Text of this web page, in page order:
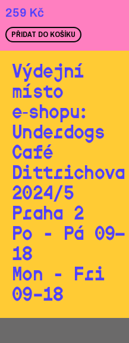
259 Kč
PŘIDAT DO KOŠÍKU
Výdejní
místo
e‑shopu:
Underdogs
Café
Dittrichova
2024/5
Praha 2
Po - Pá 09—
18
Mon - Fri
09–18